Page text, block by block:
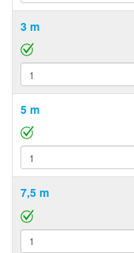
3 m
5 m
7,5 m